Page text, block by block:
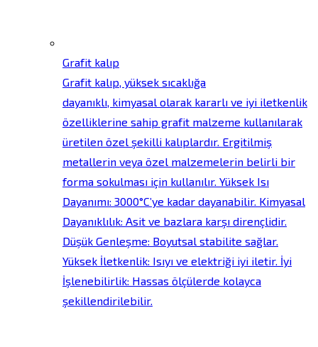
Grafit kalıp
Grafit kalıp, yüksek sıcaklığa
dayanıklı, kimyasal olarak kararlı ve iyi iletkenlik
özelliklerine sahip grafit malzeme kullanılarak
üretilen özel şekilli kalıplardır. Ergitilmiş
metallerin veya özel malzemelerin belirli bir
forma sokulması için kullanılır. Yüksek Isı
Dayanımı: 3000°C’ye kadar dayanabilir. Kimyasal
Dayanıklılık: Asit ve bazlara karşı dirençlidir.
Düşük Genleşme: Boyutsal stabilite sağlar.
Yüksek İletkenlik: Isıyı ve elektriği iyi iletir. İyi
İşlenebilirlik: Hassas ölçülerde kolayca
şekillendirilebilir.